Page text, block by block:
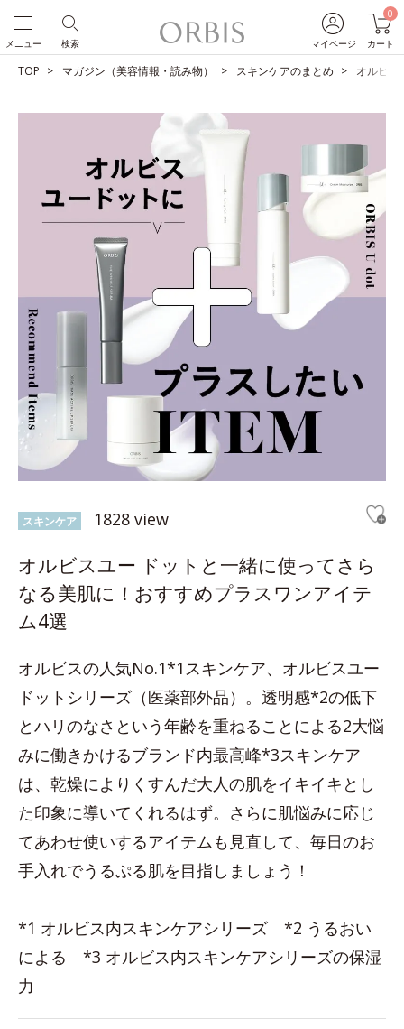
マイページ
0
カート
検索
メニュー
TOP マガジン（美容情報・読み物） スキンケアのまとめ オルビス
スキンケア 1828 view
オルビスユー ドットと一緒に使ってさら
なる美肌に！おすすめプラスワンアイテ
ム4選
オルビスの人気No.1*1スキンケア、オルビスユー
ドットシリーズ（医薬部外品）。透明感*2の低下
とハリのなさという年齢を重ねることによる2大悩
みに働きかけるブランド内最高峰*3スキンケア
は、乾燥によりくすんだ大人の肌をイキイキとし
た印象に導いてくれるはず。さらに肌悩みに応じ
てあわせ使いするアイテムも見直して、毎日のお
手入れでうるぷる肌を目指しましょう！
*1 オルビス内スキンケアシリーズ *2 うるおい
による *3 オルビス内スキンケアシリーズの保湿
力